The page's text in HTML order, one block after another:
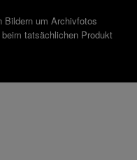
Bildern um Archivfotos
tatsächlichen Produkt